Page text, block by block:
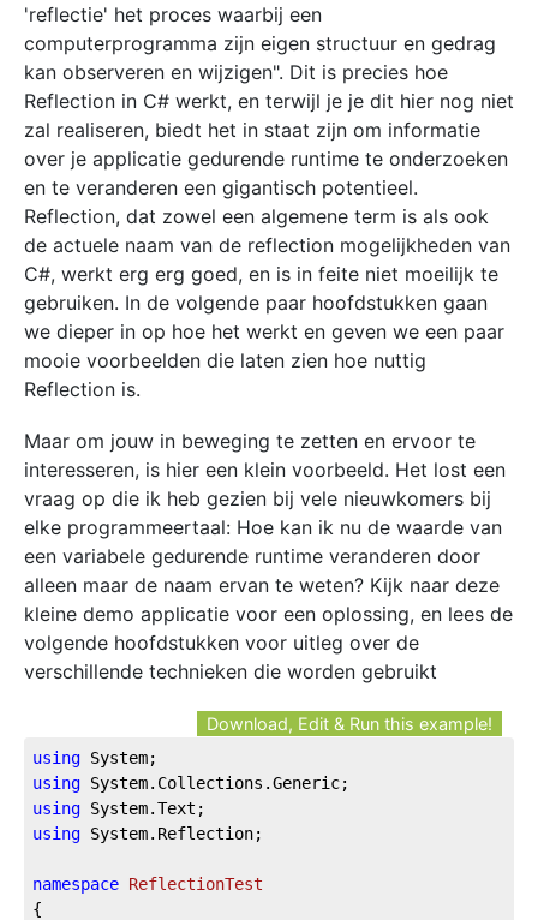
'reflectie' het proces waarbij een
computerprogramma zijn eigen structuur en gedrag
kan observeren en wijzigen". Dit is precies hoe
Reflection in C# werkt, en terwijl je je dit hier nog niet
zal realiseren, biedt het in staat zijn om informatie
over je applicatie gedurende runtime te onderzoeken
en te veranderen een gigantisch potentieel.
Reflection, dat zowel een algemene term is als ook
de actuele naam van de reflection mogelijkheden van
C#, werkt erg erg goed, en is in feite niet moeilijk te
gebruiken. In de volgende paar hoofdstukken gaan
we dieper in op hoe het werkt en geven we een paar
mooie voorbeelden die laten zien hoe nuttig
Reflection is.
Maar om jouw in beweging te zetten en ervoor te
interesseren, is hier een klein voorbeeld. Het lost een
vraag op die ik heb gezien bij vele nieuwkomers bij
elke programmeertaal: Hoe kan ik nu de waarde van
een variabele gedurende runtime veranderen door
alleen maar de naam ervan te weten? Kijk naar deze
kleine demo applicatie voor een oplossing, en lees de
volgende hoofdstukken voor uitleg over de
verschillende technieken die worden gebruikt
Download, Edit & Run this example!
using
using
using
using System.Reflection;
namespace ReflectionTest
{